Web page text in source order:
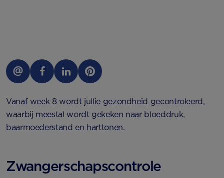
Vanaf week 8 wordt jullie gezondheid gecontroleerd,
waarbij meestal wordt gekeken naar bloeddruk,
baarmoederstand en harttonen.
Zwangerschapscontrole